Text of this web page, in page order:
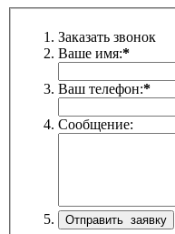
Заказать звонок
Ваше имя:*
Ваш телефон:*
Сообщение: